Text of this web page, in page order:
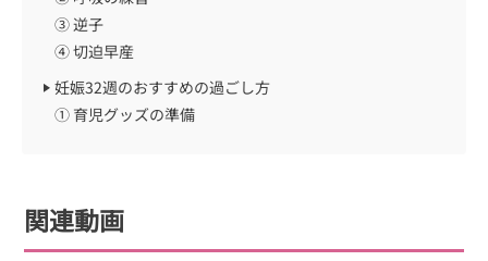
③ 逆子
④ 切迫早産
妊娠32週のおすすめの過ごし方
① 育児グッズの準備
関連動画